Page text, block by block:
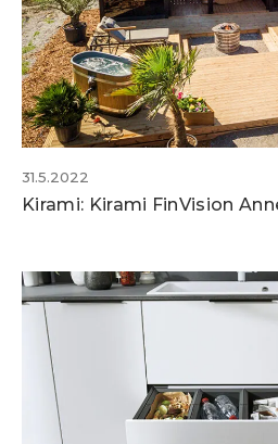
31.5.2022
Kirami: Kirami FinVision